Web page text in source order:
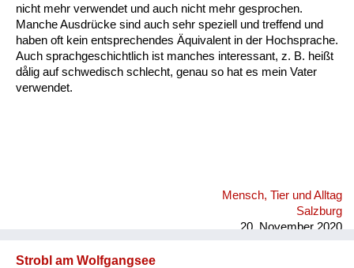
nicht mehr verwendet und auch nicht mehr gesprochen.
Manche Ausdrücke sind auch sehr speziell und treffend und
haben oft kein entsprechendes Äquivalent in der Hochsprache.
Auch sprachgeschichtlich ist manches interessant, z. B. heißt
dålig auf schwedisch schlecht, genau so hat es mein Vater
verwendet.
Mensch, Tier und Alltag
Salzburg
20. November 2020
Strobl am Wolfgangsee